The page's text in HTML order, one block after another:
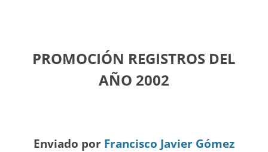
PROMOCIÓN REGISTROS DEL
AÑO 2002
Enviado por Francisco Javier Gómez